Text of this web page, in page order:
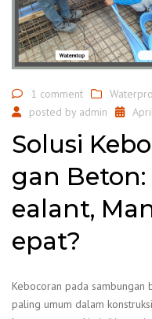
1 comment
posted by admin
Solusi
gan Beton:
ealant,
epat?
Kebocoran pada sambungan
paling umum dalam